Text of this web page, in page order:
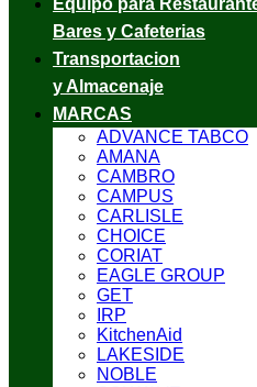
Equipo para
Bares y Cafeterias
Transportacion
y Almacenaje
MARCAS
ADVANCE TABCO
AMANA
CAMBRO
CAMPUS
CARLISLE
CHOICE
CORIAT
EAGLE GROUP
GET
IRP
KitchenAid
LAKESIDE
NOBLE